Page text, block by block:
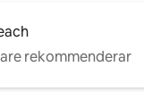
rekommenderar